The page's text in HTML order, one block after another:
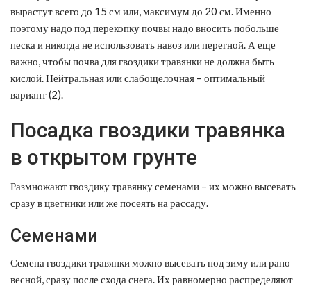
вырастут всего до 15 см или, максимум до 20 см. Именно
поэтому надо под перекопку почвы надо вносить побольше
песка и никогда не использовать навоз или перегной. А еще
важно, чтобы почва для гвоздики травянки не должна быть
кислой. Нейтральная или слабощелочная – оптимальный
вариант (2).
Посадка гвоздики травянка
в открытом грунте
Размножают гвоздику травянку семенами – их можно высевать
сразу в цветники или же посеять на рассаду.
Семенами
Семена гвоздики травянки можно высевать под зиму или рано
весной, сразу после схода снега. Их равномерно распределяют